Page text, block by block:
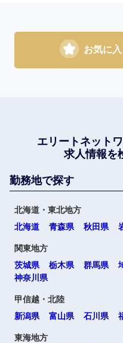
お気に
エリートネット
求人情報を
勤務地で探す
北海道・東北地方
北海道
青森県 秋田県
関東地方
茨城県
栃木県 群馬県
神奈川県
甲信越・北陸
新潟県
富山県 石川県
東海地方